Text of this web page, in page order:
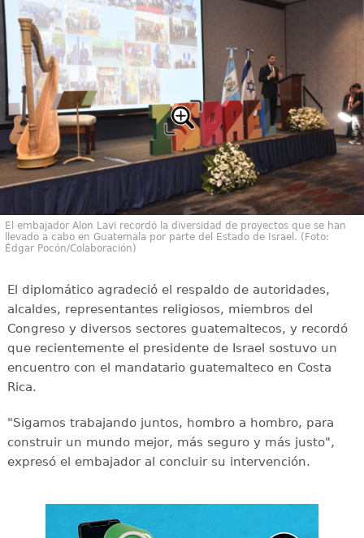
El embajador Alon Lavi recordó la diversidad de proyectos que se han
llevado a cabo en Guatemala por parte del Estado de Israel. (Foto:
Édgar Pocón/Colaboración)
El diplomático agradeció el respaldo de autoridades,
alcaldes, representantes religiosos, miembros del
Congreso y diversos sectores guatemaltecos, y recordó
que recientemente el presidente de Israel sostuvo un
encuentro con el mandatario guatemalteco en Costa
Rica.
"Sigamos trabajando juntos, hombro a hombro, para
construir un mundo mejor, más seguro y más justo",
expresó el embajador al concluir su intervención.